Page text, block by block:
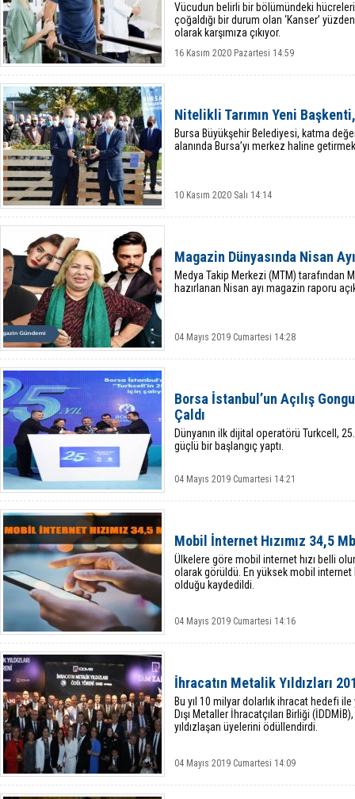
Vücudun belirli bir bölümündeki
çoğaldığı bir durum olan ‘Kanser’
olarak karşımıza çıkıyor.
16 Kasım 2020 Pazartesi 14:59
Nitelikli Tarımın Yeni
Bursa Büyükşehir Belediyesi, katma
alanında Bursa’yı merkez haline
10 Kasım 2020 Salı 14:14
Magazin Dünyasında Nisan
Medya Takip Merkezi (MTM) tarafından
hazırlanan Nisan ayı magazin raporu
04 Mayıs 2019 Cumartesi 14:28
Borsa İstanbul’un Açılış
Çaldı
Dünyanın ilk dijital operatörü Turkcell,
güçlü bir başlangıç yaptı.
04 Mayıs 2019 Cumartesi 14:21
Mobil İnternet Hızımız 34,5
Ülkelere göre mobil internet hızı belli
olarak görüldü. En yüksek mobil internet
olduğu kaydedildi.
04 Mayıs 2019 Cumartesi 14:16
İhracatın Metalik Yıldızları
Bu yıl 10 milyar dolarlık ihracat hedefi
Dışı Metaller İhracatçıları Birliği
yıldızlaşan üyelerini ödüllendirdi.
04 Mayıs 2019 Cumartesi 14:09